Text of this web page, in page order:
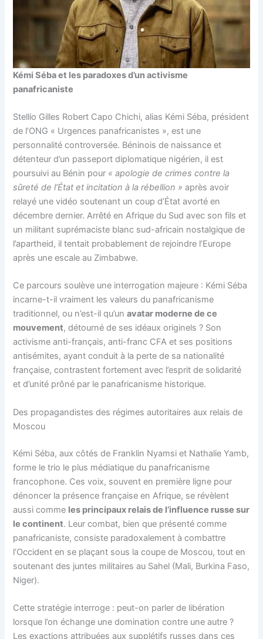
Kémi Séba et les paradoxes d’un activisme
panafricaniste
Stellio Gilles Robert Capo Chichi, alias Kémi Séba, président
de l’ONG « Urgences panafricanistes », est une
personnalité controversée. Béninois de naissance et
détenteur d’un passeport diplomatique nigérien, il est
poursuivi au Bénin pour « apologie de crimes contre la
sûreté de l’État et incitation à la rébellion » après avoir
relayé une vidéo soutenant un coup d’État avorté en
décembre dernier. Arrêté en Afrique du Sud avec son fils et
un militant suprémaciste blanc sud-africain nostalgique de
l’apartheid, il tentait probablement de rejoindre l’Europe
après une escale au Zimbabwe.
Ce parcours soulève une interrogation majeure : Kémi Séba
incarne-t-il vraiment les valeurs du panafricanisme
traditionnel, ou n’est-il qu’unavatar moderne de ce
mouvement, détourné de ses idéaux originels ? Son
activisme anti-français, anti-franc CFA et ses positions
antisémites, ayant conduit à la perte de sa nationalité
française, contrastent fortement avec l’esprit de solidarité
et d’unité prôné par le panafricanisme historique.
Des propagandistes des régimes autoritaires aux relais de
Moscou
Kémi Séba, aux côtés de Franklin Nyamsi et Nathalie Yamb,
forme le trio le plus médiatique du panafricanisme
francophone. Ces voix, souvent en première ligne pour
dénoncer la présence française en Afrique, se révèlent
aussi comme les principaux relais de l’influence russe sur
le continent. Leur combat, bien que présenté comme
panafricaniste, consiste paradoxalement à combattre
l’Occident en se plaçant sous la coupe de Moscou, tout en
soutenant des juntes militaires au Sahel (Mali, Burkina Faso,
Niger).
Cette stratégie interroge : peut-on parler de libération
lorsque l’on échange une domination contre une autre ?
Les exactions attribuées aux supplétifs russes dans ces